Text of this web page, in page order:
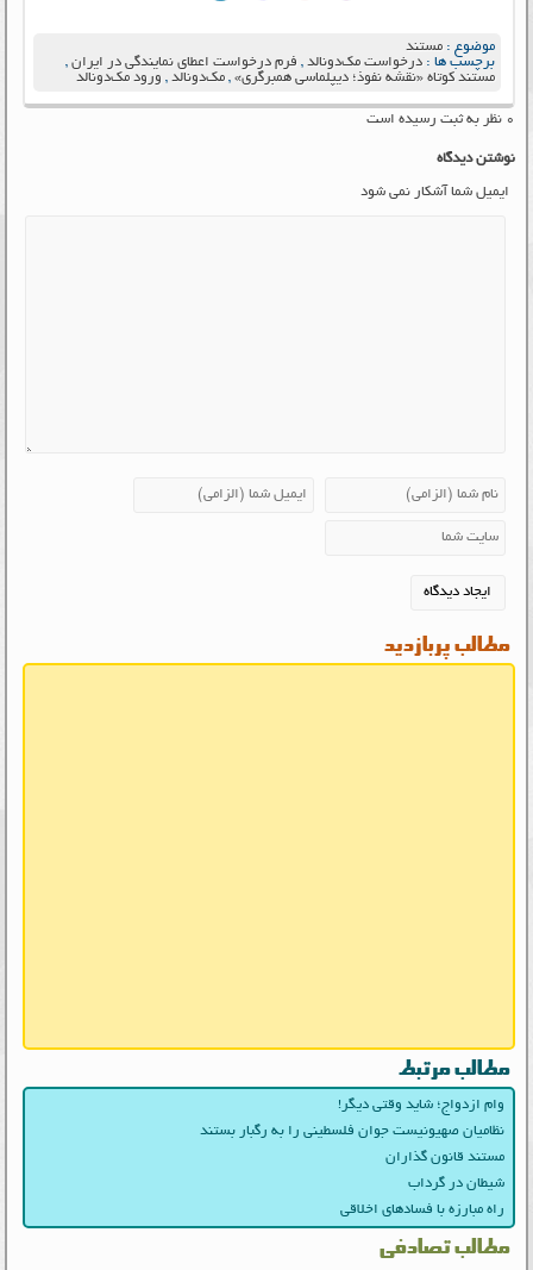
موضوع :مستند
برچسب ها :درخواست مک‌دونالد , فرم درخواست اعطای نمایندگی در ایران ,
مستند کوتاه «نقشه نفوذ؛ دیپلماسی همبرگری» ,مک‌دونالد , ورود مک‌دونالد
۰ نظر به ثبت رسیده است
نوشتن دیدگاه
ایمیل شما آشکار نمی شود
مطالب پربازدید
مطالب مرتبط
وام ازدواج؛ شاید وقتی دیگر!
نظامیان صهیونیست جوان فلسطینی را به رگبار بستند
مستند قانون گذاران
شیطان در گرداب
راه مبارزه با فسادهای اخلاقی
مطالب تصادفی